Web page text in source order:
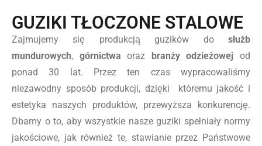
GUZIKI TŁOCZONE STALOWE
Zajmujemy się produkcją guzików do służb
mundurowych, górnictwa oraz branży odzieżowej od
ponad 30 lat. Przez ten czas wypracowaliśmy
niezawodny sposób produkcji, dzięki któremu jakość i
estetyka naszych produktów, przewyższa konkurencję.
Dbamy o to, aby wszystkie nasze guziki spełniały normy
jakościowe, jak również te, stawianie przez Państwowe